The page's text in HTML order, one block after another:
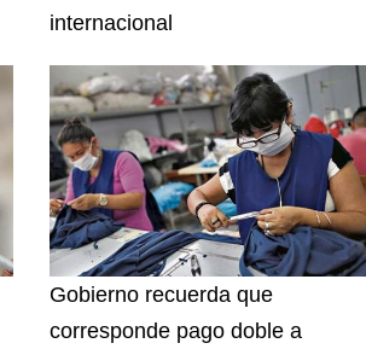
internacional
Gobierno recuerda que
corresponde pago doble a